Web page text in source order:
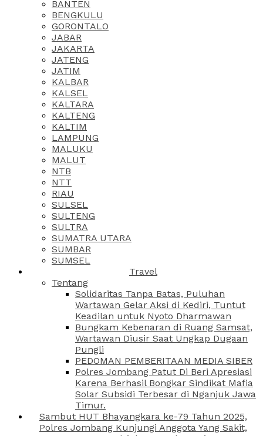
BANTEN
BENGKULU
GORONTALO
JABAR
JAKARTA
JATENG
JATIM
KALBAR
KALSEL
KALTARA
KALTENG
KALTIM
LAMPUNG
MALUKU
MALUT
NTB
NTT
RIAU
SULSEL
SULTENG
SULTRA
SUMATRA UTARA
SUMBAR
SUMSEL
Travel
Tentang
Solidaritas Tanpa Batas, Puluhan
Wartawan Gelar Aksi di Kediri, Tuntut
Keadilan untuk Nyoto Dharmawan
Bungkam Kebenaran di Ruang Samsat,
Wartawan Diusir Saat Ungkap Dugaan
Pungli
PEDOMAN PEMBERITAAN MEDIA SIBER
Polres Jombang Patut Di Beri Apresiasi
Karena Berhasil Bongkar Sindikat Mafia
Solar Subsidi Terbesar di Nganjuk Jawa
Timur.
Sambut HUT Bhayangkara ke-79 Tahun 2025,
Polres Jombang Kunjungi Anggota Yang Sakit,